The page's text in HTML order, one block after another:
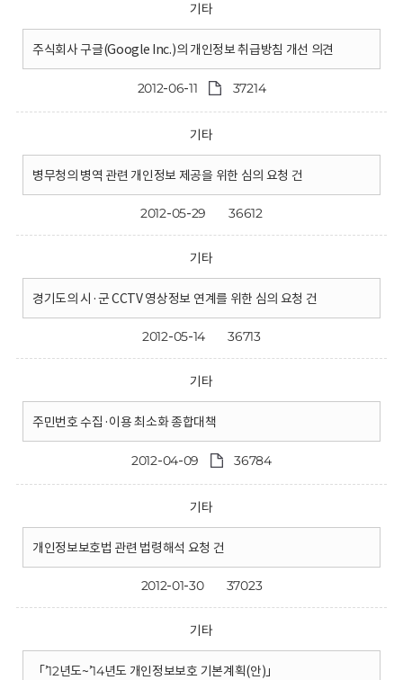
기타
주식회사 구글(Google Inc.)의 개인정보 취급방침 개선 의견
2012-06-11 37214
기타
병무청의 병역 관련 개인정보 제공을 위한 심의 요청 건
2012-05-29 36612
기타
경기도의 시·군 CCTV 영상정보 연계를 위한 심의 요청 건
2012-05-14 36713
기타
주민번호 수집·이용 최소화 종합대책
2012-04-09 36784
기타
개인정보보호법 관련 법령해석 요청 건
2012-01-30 37023
기타
「’12년도~’14년도 개인정보보호 기본계획(안)」